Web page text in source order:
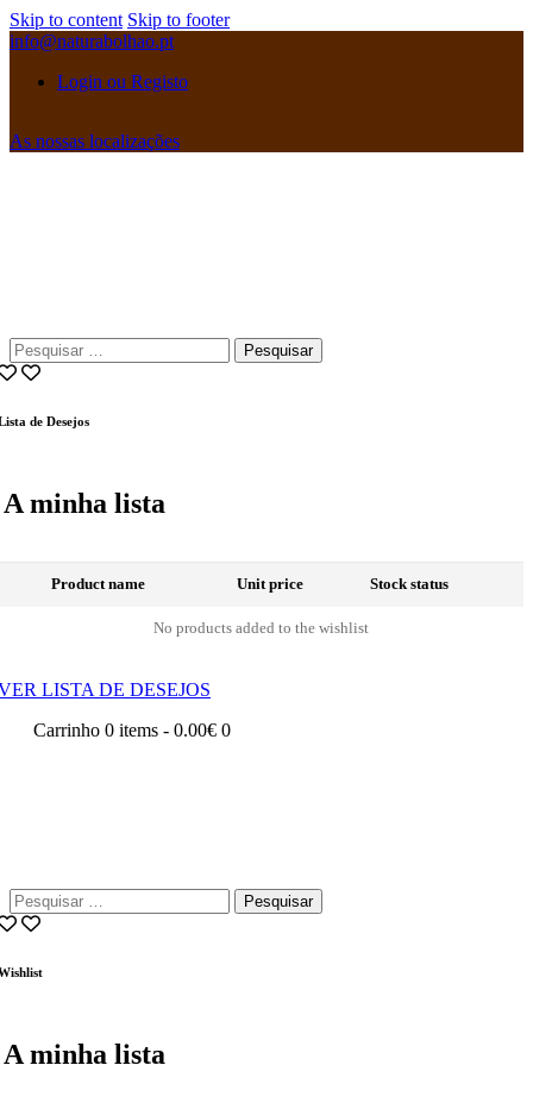
Skip to content Skip to footer
info@naturabolhao.pt
Login ou Registo
As nossas localizações
Pesquisar
por:
de Desejos
A minha lista
Product name Unit price Stock status
No products added to the wishlist
LISTA DE DESEJOS
Carrinho 0 items - 0.00€ 0
Pesquisar
por:
A minha lista